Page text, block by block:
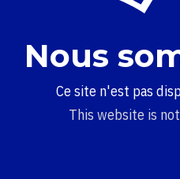
Nous
Ce site n'est pas
This website is